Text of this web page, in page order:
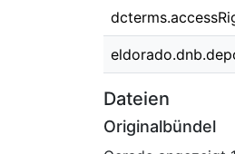
Dateien
Originalbündel